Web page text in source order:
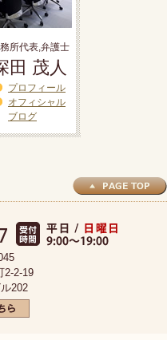
所代表,弁護士
田 茂人
プロフィール
オフィシャル
ブログ
2-2-19
202